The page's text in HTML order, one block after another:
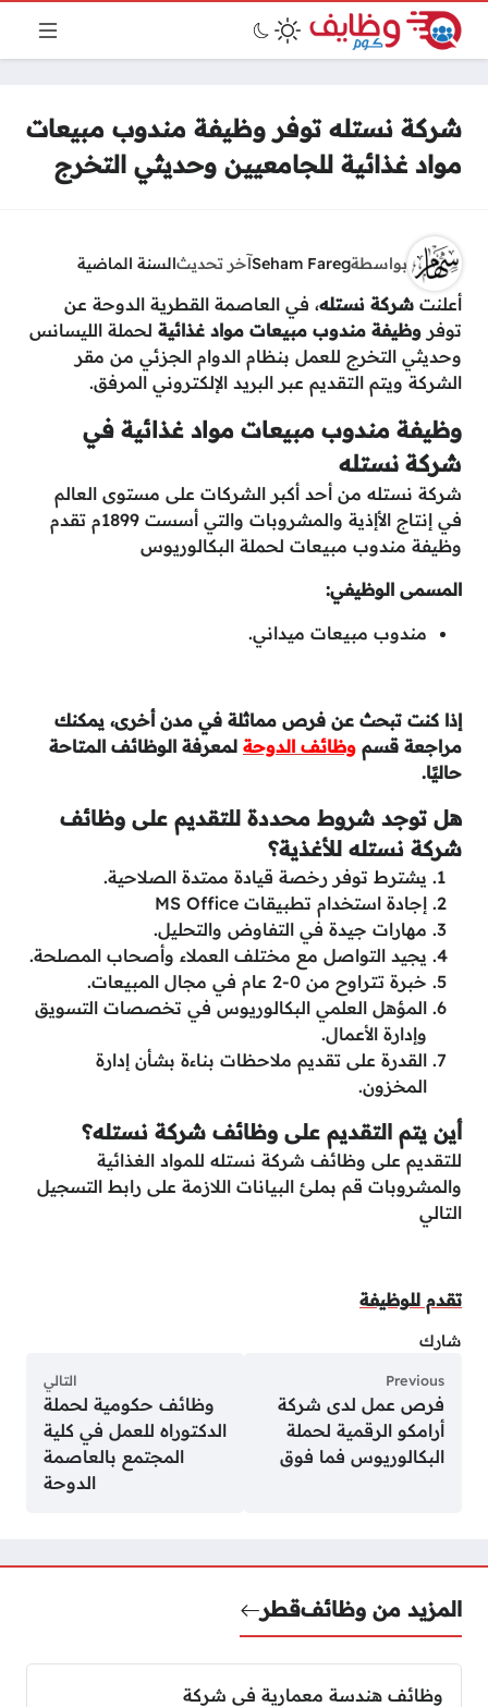
شركة نستله توفر وظيفة مندوب مبيعات
مواد غذائية للجامعيين وحديثي التخرج
بواسطةSeham Faregآخر تحديثالسنة الماضية
أعلنت شركة نستله، في العاصمة القطرية الدوحة عن
توفر وظيفة مندوب مبيعات مواد غذائية لحملة الليسانس
وحديثي التخرج للعمل بنظام الدوام الجزئي من مقر
الشركة ويتم التقديم عبر البريد الإلكتروني المرفق.
وظيفة مندوب مبيعات مواد غذائية في
شركة نستله
شركة نستله من أحد أكبر الشركات على مستوى العالم
في إنتاج الأإذية والمشروبات والتي أسست 1899م تقدم
وظيفة مندوب مبيعات لحملة البكالوريوس
المسمى الوظيفي:
مندوب مبيعات ميداني.
إذا كنت تبحث عن فرص مماثلة في مدن أخرى، يمكنك
مراجعة قسم وظائف الدوحة لمعرفة الوظائف المتاحة
حاليًا.
هل توجد شروط محددة للتقديم على وظائف
شركة نستله للأغذية؟
يشترط توفر رخصة قيادة ممتدة الصلاحية.
إجادة استخدام تطبيقات MS Office
مهارات جيدة في التفاوض والتحليل.
يجيد التواصل مع مختلف العملاء وأصحاب المصلحة.
خبرة تتراوح من 0-2 عام في مجال المبيعات.
المؤهل العلمي البكالوريوس في تخصصات التسويق
وإدارة الأعمال.
القدرة على تقديم ملاحظات بناءة بشأن إدارة
المخزون.
أين يتم التقديم على وظائف شركة نستله؟
للتقديم على وظائف شركة نستله للمواد الغذائية
والمشروبات قم بملئ البيانات اللازمة على رابط التسجيل
التالي
تقدم للوظيفة
شارك
Previous
فرص عمل لدى شركة
أرامكو الرقمية لحملة
البكالوريوس فما فوق
التالي
وظائف حكومية لحملة
الدكتوراه للعمل في كلية
المجتمع بالعاصمة
الدوحة
المزيد من وظائفقطر
وظائف هندسة معمارية في شركة